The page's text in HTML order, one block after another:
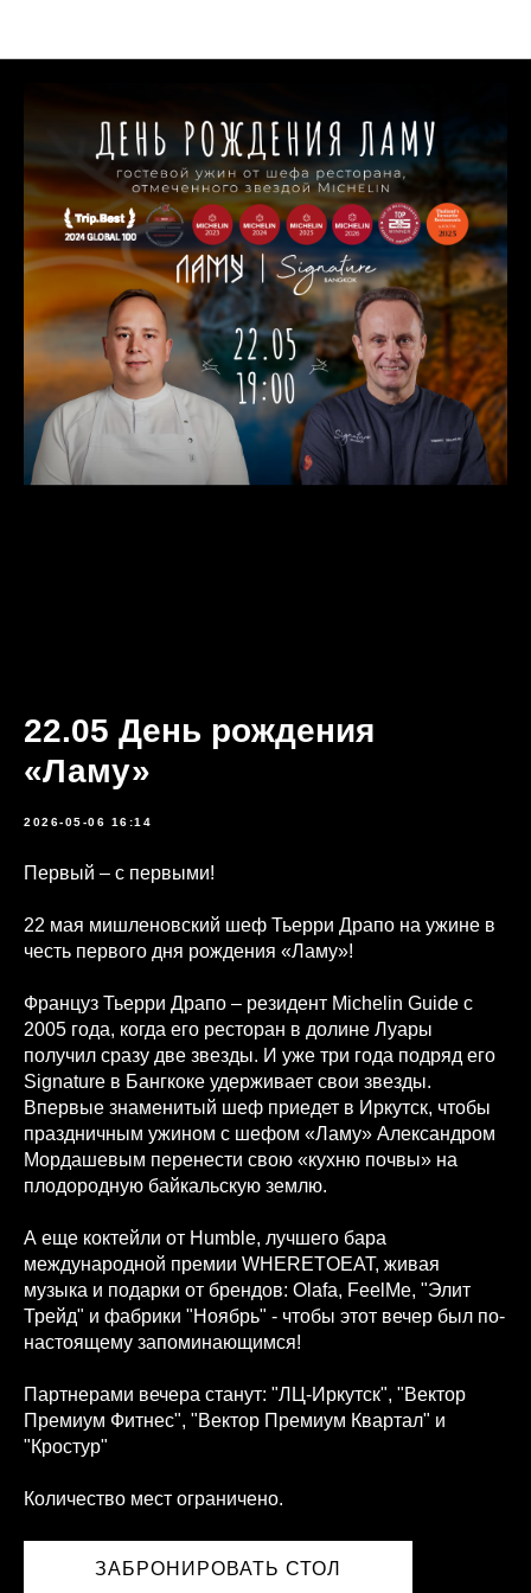
22.05 День рождения
«Ламу»
2026-05-06 16:14
Первый – с первыми!
22 мая мишленовский шеф Тьерри Драпо на ужине в
честь первого дня рождения «Ламу»!
Француз Тьерри Драпо – резидент Michelin Guide с
2005 года, когда его ресторан в долине Луары
получил сразу две звезды. И уже три года подряд его
Signature в Бангкоке удерживает свои звезды.
Впервые знаменитый шеф приедет в Иркутск, чтобы
праздничным ужином с шефом «Ламу» Александром
Мордашевым перенести свою «кухню почвы» на
плодородную байкальскую землю.
А еще коктейли от Humble, лучшего бара
международной премии WHERETOEAT, живая
музыка и подарки от брендов: Olafa, FeelMe, "Элит
Трейд" и фабрики "Ноябрь" - чтобы этот вечер был по-
настоящему запоминающимся!
Партнерами вечера станут: "ЛЦ-Иркутск", "Вектор
Премиум Фитнес", "Вектор Премиум Квартал" и
"Кростур"
Количество мест ограничено.
ЗАБРОНИРОВАТЬ СТОЛ